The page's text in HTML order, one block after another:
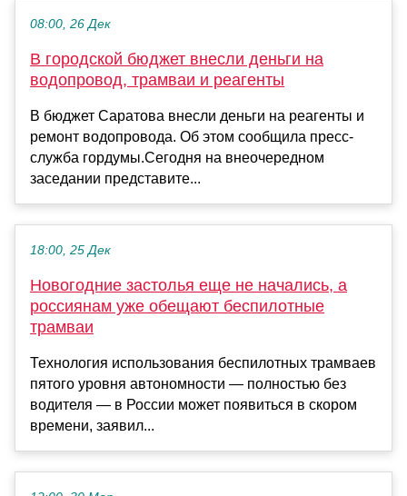
08:00, 26 Дек
В городской бюджет внесли деньги на
водопровод, трамваи и реагенты
В бюджет Саратова внесли деньги на реагенты и
ремонт водопровода. Об этом сообщила пресс-
служба гордумы.Сегодня на внеочередном
заседании представите...
18:00, 25 Дек
Новогодние застолья еще не начались, а
россиянам уже обещают беспилотные
трамваи
Технология использования беспилотных трамваев
пятого уровня автономности — полностью без
водителя — в России может появиться в скором
времени, заявил...